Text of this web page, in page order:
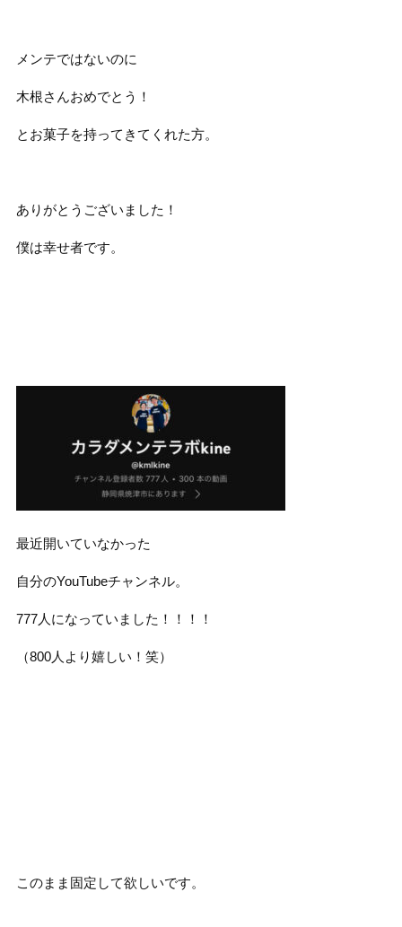
メンテではないのに
木根さんおめでとう！
とお菓子を持ってきてくれた方。
ありがとうございました！
僕は幸せ者です。
最近開いていなかった
自分のYouTubeチャンネル。
777人になっていました！！！！
（800人より嬉しい！笑）
このまま固定して欲しいです。